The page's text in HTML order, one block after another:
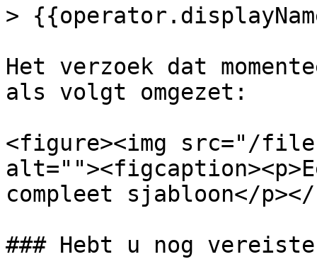
>
Het verzoek dat
als volgt omgezet:
<figure><img src="/
compleet sjabloon</
### Hebt u nog